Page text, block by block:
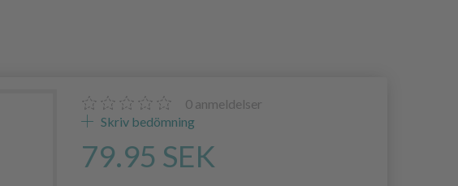
0 anmeldelser
Skriv bedömning
79.95 SEK